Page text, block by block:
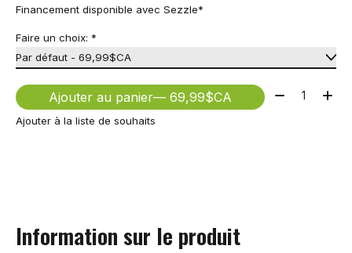
Financement disponible avec Sezzle*
Faire un choix: *
Ajouter au panier — 69,99$CA Quantité:
Ajouter à la liste de souhaits
Information sur le produit